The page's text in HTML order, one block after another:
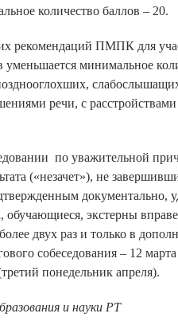
количество баллов – 20.
рекомендаций ПМПК для
минимальное
речи, с расстройствами
по уважительной
(«незачет»), не
документально,
экстерны вправе
двух раз и только в
собеседования – 12
понедельник апреля).
и науки РТ